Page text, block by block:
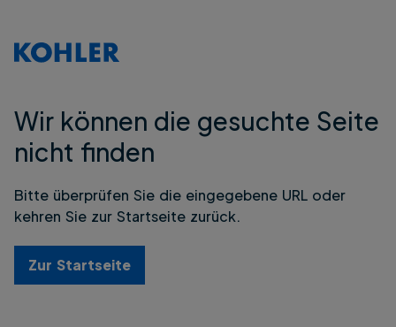
Wir können die gesuchte Seite
nicht finden
Bitte überprüfen Sie die eingegebene URL oder
kehren Sie zur Startseite zurück.
Zur Startseite